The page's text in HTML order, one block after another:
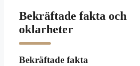
Bekräftade fakta och
oklarheter
Bekräftade fakta